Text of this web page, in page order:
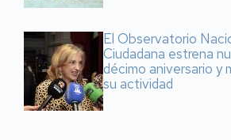
El Observatorio
Ciudadana estrena
décimo aniversario y
su actividad